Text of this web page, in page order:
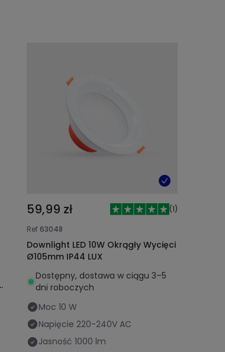
59,99 zł (1)
Ref 63048
Downlight LED 10W Okrągły Wycięci
Ø105mm IP44 LUX
Dostępny, dostawa w ciągu 3–5
dni roboczych
Moc 10 W
Napięcie 220-240V AC
Jasność 1000 lm